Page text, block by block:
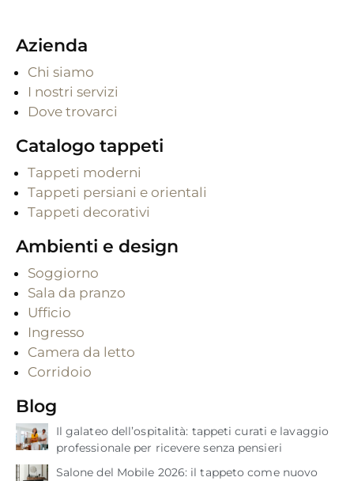
Azienda
Chi siamo
I nostri servizi
Dove trovarci
Catalogo tappeti
Tappeti moderni
Tappeti persiani e orientali
Tappeti decorativi
Ambienti e design
Soggiorno
Sala da pranzo
Ufficio
Ingresso
Camera da letto
Corridoio
Blog
Il galateo dell’ospitalità: tappeti curati e lavaggio
professionale per ricevere senza pensieri
Salone del Mobile 2026: il tappeto come nuovo